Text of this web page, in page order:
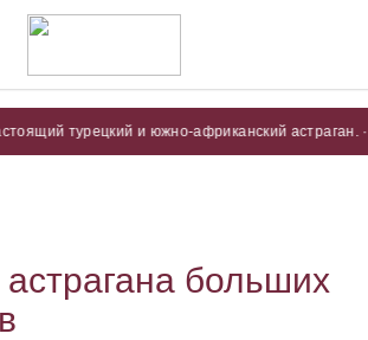
и южно-африканский астраган. ·
больших